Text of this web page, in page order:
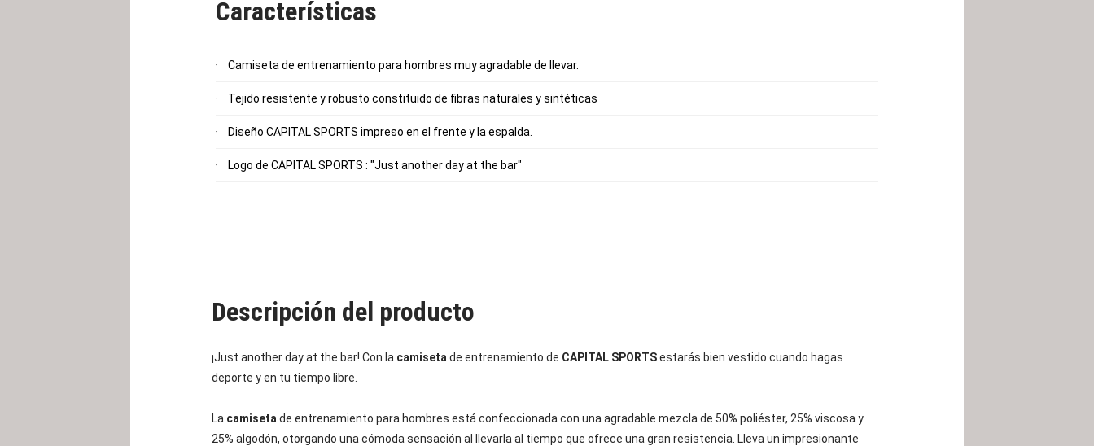
Características
Camiseta de entrenamiento para hombres muy agradable de llevar.
Tejido resistente y robusto constituido de fibras naturales y sintéticas
Diseño CAPITAL SPORTS impreso en el frente y la espalda.
Logo de CAPITAL SPORTS : "Just another day at the bar"
Descripción del producto
¡Just another day at the bar! Con la camiseta de entrenamiento de CAPITAL SPORTSestarás bien vestido cuando hagas
deporte y en tu tiempo libre.
La camiseta de entrenamiento para hombres está confeccionada con una agradable mezcla de 50% poliéster, 25% viscosa y
25% algodón, otorgando una cómoda sensación al llevarla al tiempo que ofrece una gran resistencia. Lleva un impresionante